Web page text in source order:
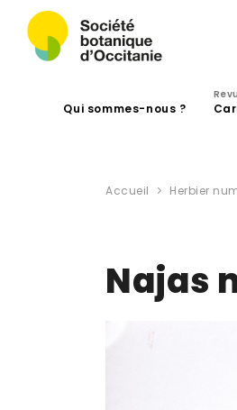
Qui sommes-nous ?
Accueil Herbier
Najas